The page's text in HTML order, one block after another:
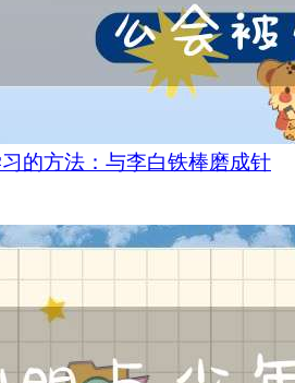
的方法：与李白铁棒磨成针